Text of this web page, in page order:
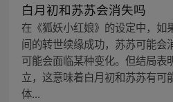
白月初和苏苏会消失吗
在《狐妖小红娘》的设定中，如
间的转世续缘成功，苏苏可能会
可能会面临某种变化。但结局表
立，这意味着白月初和苏苏有可
体...